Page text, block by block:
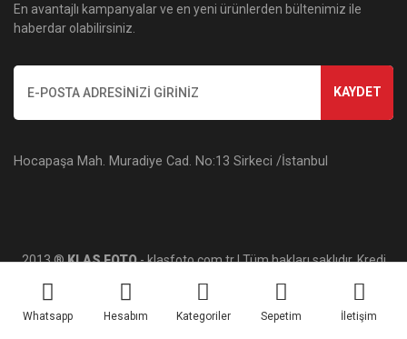
Whatsapp Hesabım Kategoriler Sepetim İletişim
En avantajlı kampanyalar ve en yeni ürünlerden bültenimiz ile
haberdar olabilirsiniz.
KAYDET
Hocapaşa Mah. Muradiye Cad. No:13 Sirkeci /İstanbul
2013 ®KLAS FOTO- klasfoto.com.tr | Tüm hakları saklıdır. Kredi